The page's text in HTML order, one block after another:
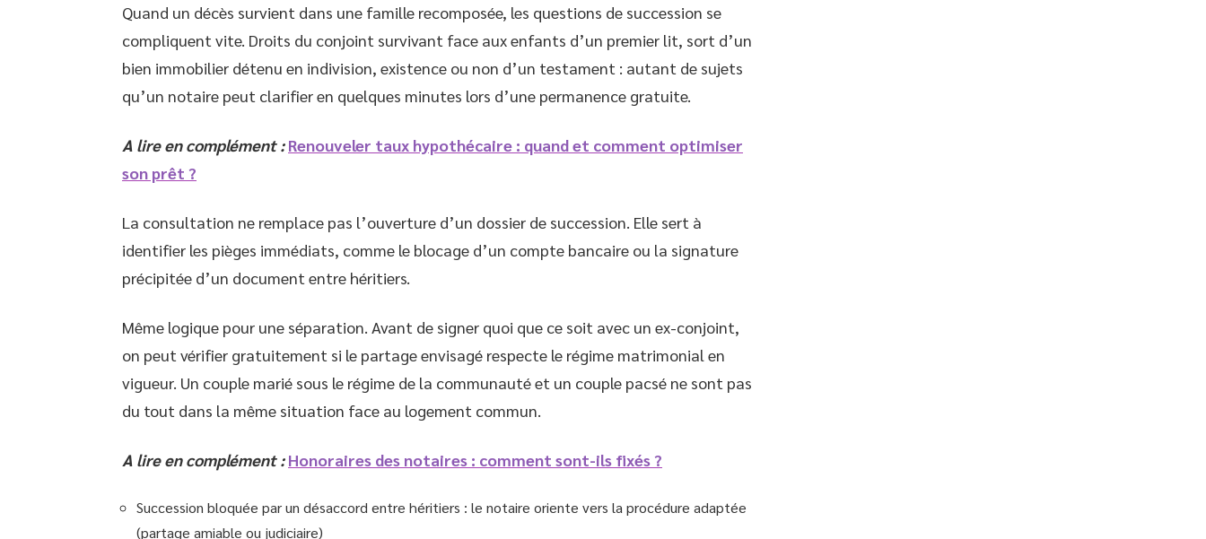
Quand un décès survient dans une famille recomposée, les questions de succession se
compliquent vite. Droits du conjoint survivant face aux enfants d’un premier lit, sort d’un
bien immobilier détenu en indivision, existence ou non d’un testament : autant de sujets
qu’un notaire peut clarifier en quelques minutes lors d’une permanence gratuite.
A lire en complément : Renouveler taux hypothécaire : quand et comment optimiser
son prêt ?
La consultation ne remplace pas l’ouverture d’un dossier de succession. Elle sert à
identifier les pièges immédiats, comme le blocage d’un compte bancaire ou la signature
précipitée d’un document entre héritiers.
Même logique pour une séparation. Avant de signer quoi que ce soit avec un ex-conjoint,
on peut vérifier gratuitement si le partage envisagé respecte le régime matrimonial en
vigueur. Un couple marié sous le régime de la communauté et un couple pacsé ne sont pas
du tout dans la même situation face au logement commun.
A lire en complément : Honoraires des notaires : comment sont-ils fixés ?
Succession bloquée par un désaccord entre héritiers : le notaire oriente vers la procédure adaptée
(partage amiable ou judiciaire)